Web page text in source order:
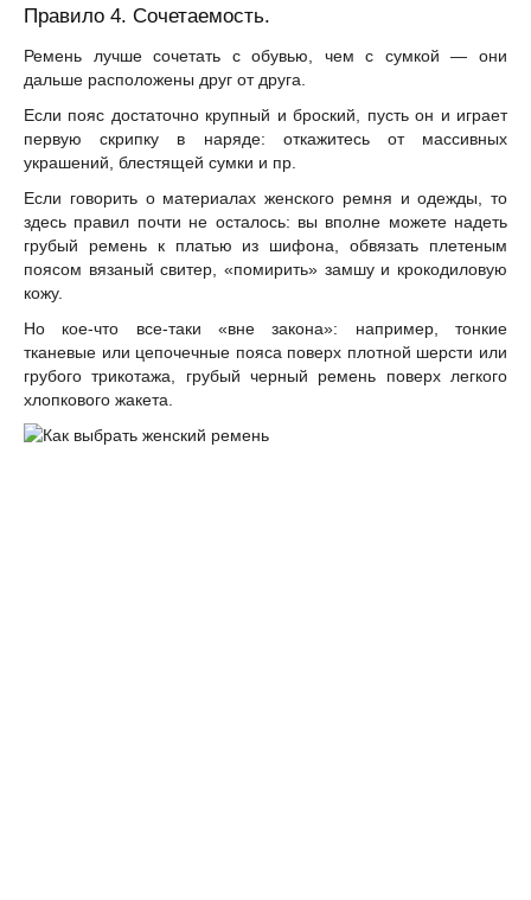
Правило 4. Сочетаемость.
Ремень лучше сочетать с обувью, чем с сумкой — они
дальше расположены друг от друга.
Если пояс достаточно крупный и броский, пусть он и играет
первую скрипку в наряде: откажитесь от массивных
украшений, блестящей сумки и пр.
Если говорить о материалах женского ремня и одежды, то
здесь правил почти не осталось: вы вполне можете надеть
грубый ремень к платью из шифона, обвязать плетеным
поясом вязаный свитер, «помирить» замшу и крокодиловую
кожу.
Но кое-что все-таки «вне закона»: например, тонкие
тканевые или цепочечные пояса поверх плотной шерсти или
грубого трикотажа, грубый черный ремень поверх легкого
хлопкового жакета.